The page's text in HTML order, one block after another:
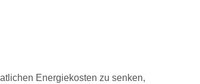
Energiekosten zu senken,